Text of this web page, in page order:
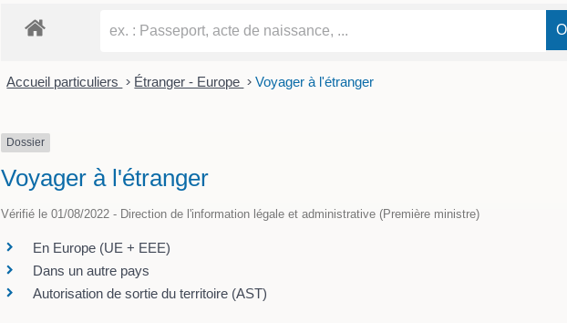
Accueil particuliers > Étranger - Europe > Voyager à l'étranger
Dossier
Voyager à l'étranger
Vérifié le 01/08/2022 - Direction de l'information légale et administrative (Première ministre)
En Europe (UE + EEE)
Dans un autre pays
Autorisation de sortie du territoire (AST)